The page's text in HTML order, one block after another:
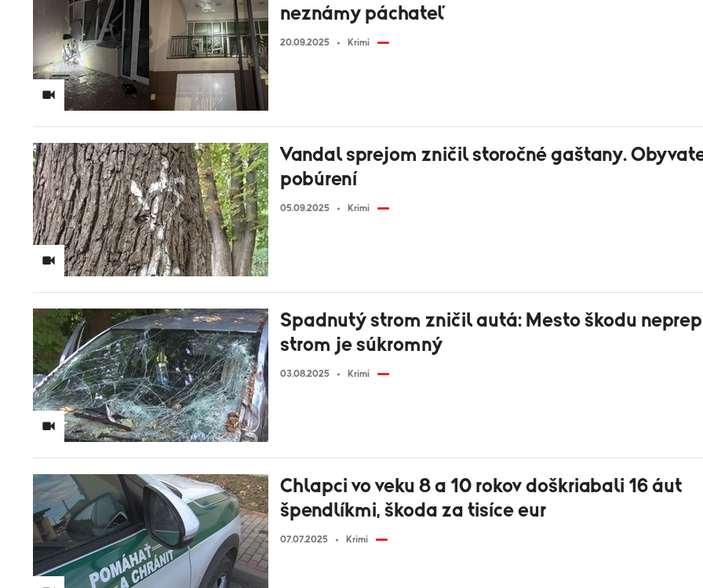
neznámy páchateľ
20.09.2025 Krimi
Vandal sprejom zničil storočné gaštany.
pobúrení
05.09.2025 Krimi
Spadnutý strom zničil autá: Mesto škodu
strom je súkromný
03.08.2025 Krimi
Chlapci vo veku 8 a 10 rokov doškriabali 16 áut
špendlíkmi, škoda za tisíce eur
07.07.2025 Krimi